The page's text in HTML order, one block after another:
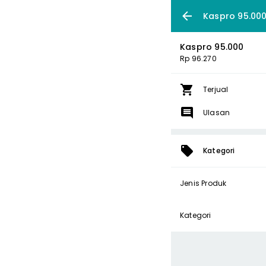
Kaspro
Kaspro 95.000
Rp 96.270
Terjual
Ulasan
Kategori
Jenis Produk
Kategori